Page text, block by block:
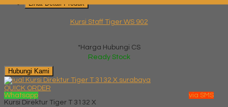
Lihat Detail Produk
Kursi Staff Tiger WS 902
*Harga Hubungi CS
Ready Stock
Hubungi Kami
QUICK ORDER
Whatsapp
via SMS
Kursi Direktur Tiger T 3132 X